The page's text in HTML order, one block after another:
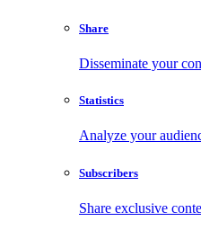
Share
Disseminate your
Statistics
Analyze your
Subscribers
Share exclusive